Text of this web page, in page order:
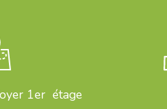
1er étage